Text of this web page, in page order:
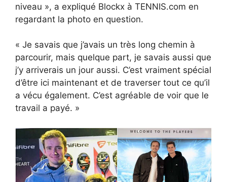
niveau », a expliqué Blockx à TENNIS.com en
regardant la photo en question.
« Je savais que j’avais un très long chemin à
parcourir, mais quelque part, je savais aussi que
j’y arriverais un jour aussi. C’est vraiment spécial
d’être ici maintenant et de traverser tout ce qu’il
a vécu également. C’est agréable de voir que le
travail a payé. »